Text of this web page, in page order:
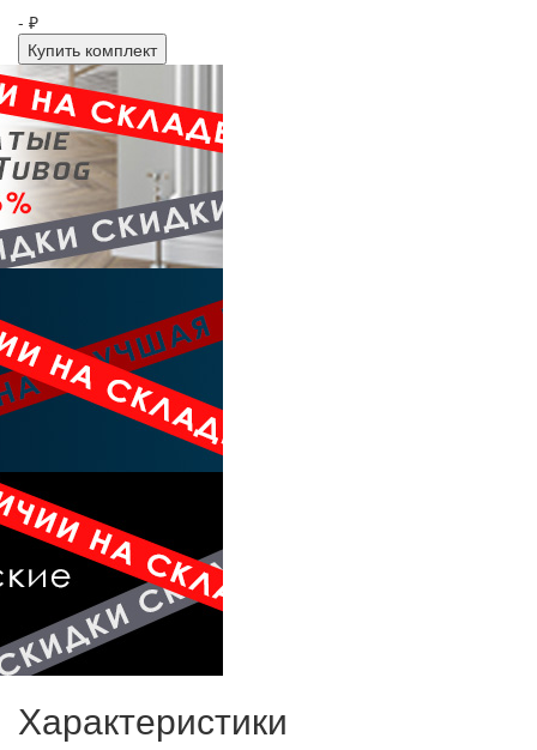
- ₽
Купить комплект
Характеристики